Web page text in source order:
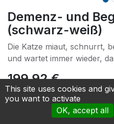
Demenz- und
(schwarz-weiß)
Die Katze miaut, schnurrt,
und wartet immer wieder,
199.92€
Add
This site uses cookies and
you want to activate
OK, accept all